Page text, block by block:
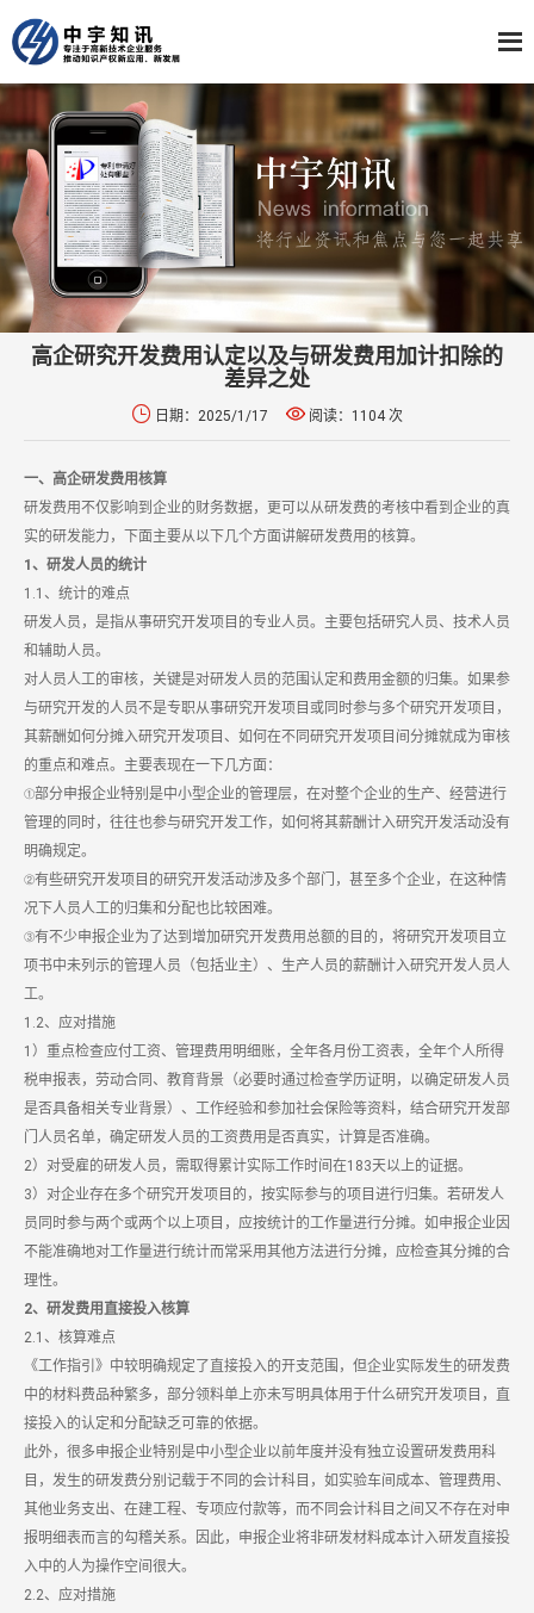
高企研究开发费用认定以及与研发费用加计扣除的
差异之处
 日期：2025/1/17 阅读：1104 次
一、高企研发费用核算
研发费用不仅影响到企业的财务数据，更可以从研发费的考核中看到企业的真
实的研发能力，下面主要从以下几个方面讲解研发费用的核算。
1、研发人员的统计
1.1、统计的难点
研发人员，是指从事研究开发项目的专业人员。主要包括研究人员、技术人员
和辅助人员。
对人员人工的审核，关键是对研发人员的范围认定和费用金额的归集。如果参
与研究开发的人员不是专职从事研究开发项目或同时参与多个研究开发项目，
其薪酬如何分摊入研究开发项目、如何在不同研究开发项目间分摊就成为审核
的重点和难点。主要表现在一下几方面：
①部分申报企业特别是中小型企业的管理层，在对整个企业的生产、经营进行
管理的同时，往往也参与研究开发工作，如何将其薪酬计入研究开发活动没有
明确规定。
②有些研究开发项目的研究开发活动涉及多个部门，甚至多个企业，在这种情
况下人员人工的归集和分配也比较困难。
③有不少申报企业为了达到增加研究开发费用总额的目的，将研究开发项目立
项书中未列示的管理人员（包括业主）、生产人员的薪酬计入研究开发人员人
工。
1.2、应对措施
1）重点检查应付工资、管理费用明细账，全年各月份工资表，全年个人所得
税申报表，劳动合同、教育背景（必要时通过检查学历证明，以确定研发人员
是否具备相关专业背景）、工作经验和参加社会保险等资料，结合研究开发部
门人员名单，确定研发人员的工资费用是否真实，计算是否准确。
2）对受雇的研发人员，需取得累计实际工作时间在183天以上的证据。
3）对企业存在多个研究开发项目的，按实际参与的项目进行归集。若研发人
员同时参与两个或两个以上项目，应按统计的工作量进行分摊。如申报企业因
不能准确地对工作量进行统计而常采用其他方法进行分摊，应检查其分摊的合
理性。
2、研发费用直接投入核算
2.1、核算难点
《工作指引》中较明确规定了直接投入的开支范围，但企业实际发生的研发费
中的材料费品种繁多，部分领料单上亦未写明具体用于什么研究开发项目，直
接投入的认定和分配缺乏可靠的依据。
此外，很多申报企业特别是中小型企业以前年度并没有独立设置研发费用科
目，发生的研发费分别记载于不同的会计科目，如实验车间成本、管理费用、
其他业务支出、在建工程、专项应付款等，而不同会计科目之间又不存在对申
报明细表而言的勾稽关系。因此，申报企业将非研发材料成本计入研发直接投
入中的人为操作空间很大。
2.2、应对措施